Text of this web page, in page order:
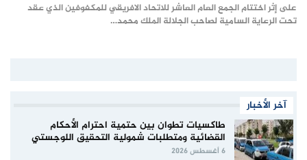
على إثر اختتام الجمع العام العاشر للاتحاد الافريقي للمكفوفين الذي عقد
تحت الرعاية السامية لصاحب الجلالة الملك محمد…
آخر الأخبار
طاكسيات تطوان بين حتمية احترام الأحكام
القضائية ومتطلبات شمولية التحقيق اللوجستي
6 أغسطس 2026